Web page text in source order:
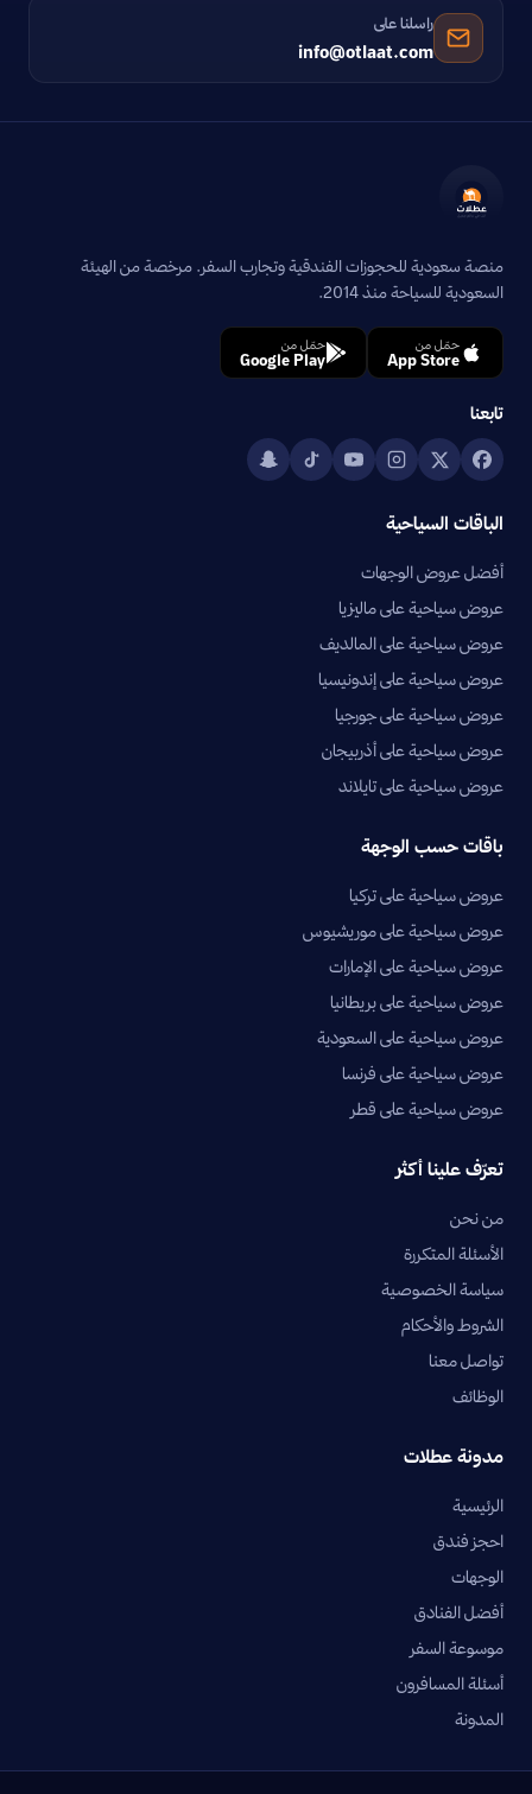
راسلنا على
info@otlaat.com
منصة سعودية للحجوزات الفندقية وتجارب السفر. مرخصة من الهيئة
السعودية للسياحة منذ 2014.
حمّل من
App Store
حمّل من
Google Play
تابعنا
الباقات السياحية
أفضل عروض الوجهات
عروض سياحية على ماليزيا
عروض سياحية على المالديف
عروض سياحية على إندونيسيا
عروض سياحية على جورجيا
عروض سياحية على أذربيجان
عروض سياحية على تايلاند
باقات حسب الوجهة
عروض سياحية على تركيا
عروض سياحية على موريشيوس
عروض سياحية على الإمارات
عروض سياحية على بريطانيا
عروض سياحية على السعودية
عروض سياحية على فرنسا
عروض سياحية على قطر
تعرّف علينا أكثر
من نحن
الأسئلة المتكررة
سياسة الخصوصية
الشروط والأحكام
تواصل معنا
الوظائف
مدونة عطلات
الرئيسية
احجز فندق
الوجهات
أفضل الفنادق
موسوعة السفر
أسئلة المسافرون
المدونة